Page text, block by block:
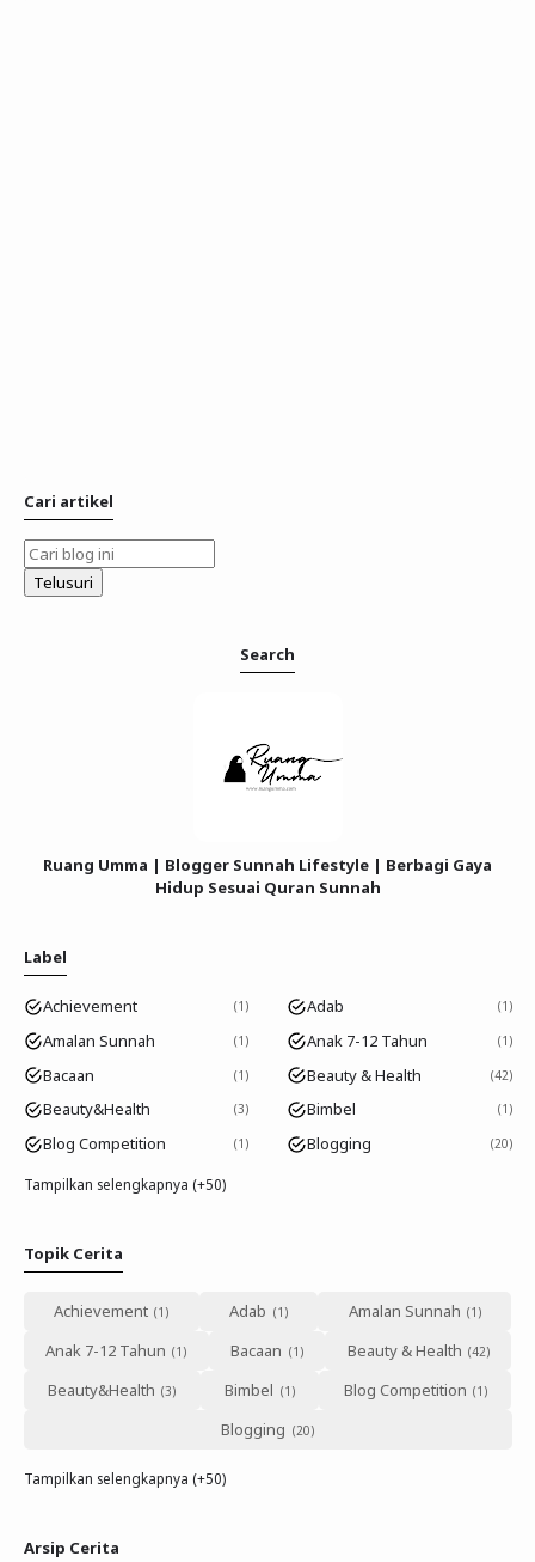
Cari artikel
Search
Ruang Umma | Blogger Sunnah Lifestyle | Berbagi Gaya
Hidup Sesuai Quran Sunnah
Label
Achievement 1 Adab 1
Amalan Sunnah 1 Anak 7-12 Tahun 1
Bacaan 1 Beauty & Health 42
Beauty&Health 3 Bimbel 1
Blog Competition 1 Blogging 20
Tampilkan selengkapnya (+50)
Topik Cerita
Achievement Adab
Amalan Sunnah
Anak 7-12 Tahun
Bacaan
Beauty & Health
Beauty&Health
Bimbel
Blog Competition
Blogging
Tampilkan selengkapnya (+50)
Arsip Cerita